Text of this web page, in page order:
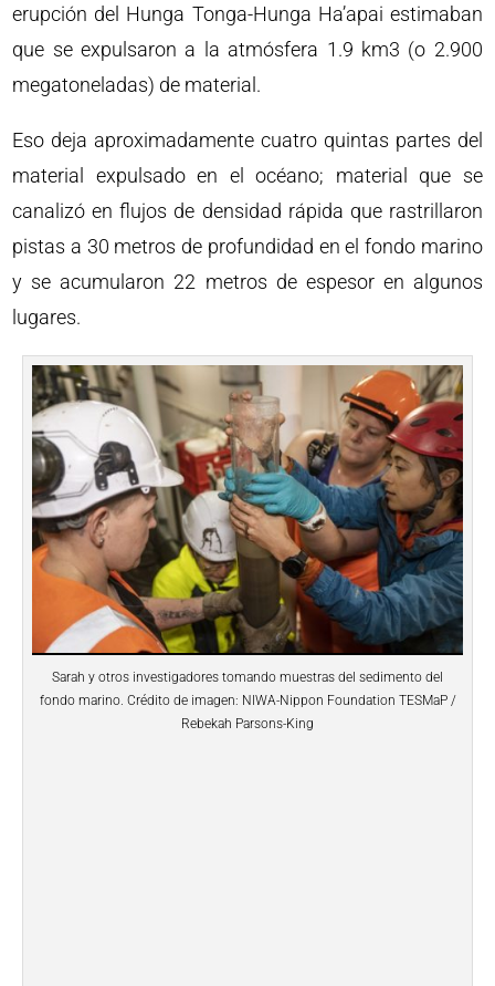
erupción del Hunga Tonga-Hunga Ha’apai estimaban
que se expulsaron a la atmósfera 1.9 km3 (o 2.900
megatoneladas) de material.
Eso deja aproximadamente cuatro quintas partes del
material expulsado en el océano; material que se
canalizó en flujos de densidad rápida que rastrillaron
pistas a 30 metros de profundidad en el fondo marino
y se acumularon 22 metros de espesor en algunos
lugares.
Sarah y otros investigadores tomando muestras del sedimento del
fondo marino. Crédito de imagen: NIWA-Nippon Foundation TESMaP /
Rebekah Parsons-King